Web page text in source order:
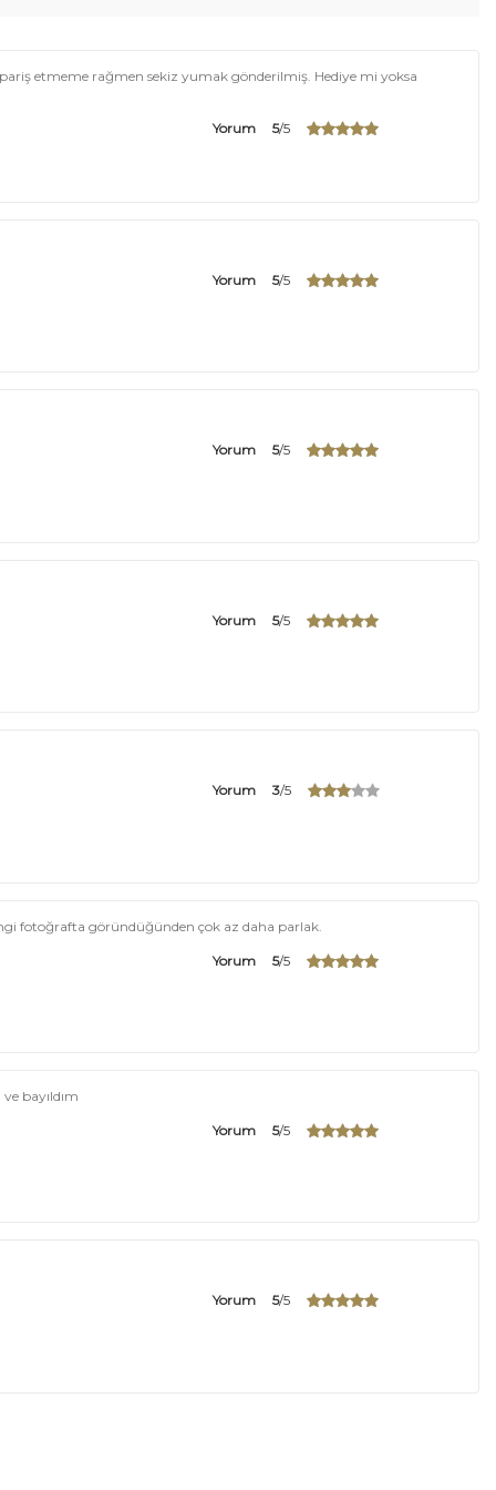
etmeme rağmen sekiz yumak gönderilmiş. Hediye mi yoksa
Yorum 5/5
Yorum 5/5
Yorum 5/5
Yorum 5/5
Yorum 3/5
fotoğrafta göründüğünden çok az daha parlak.
Yorum 5/5
bayıldım
Yorum 5/5
Yorum 5/5